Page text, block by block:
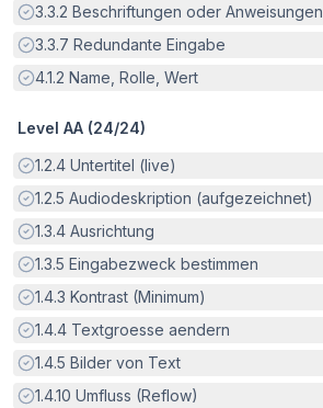
Erfüllt:
3.3.2 Beschriftungen oder Anweisungen
Erfüllt:
3.3.7 Redundante Eingabe
Erfüllt:
4.1.2 Name, Rolle, Wert
Level AA (24/24)
Erfüllt:
1.2.4 Untertitel (live)
Erfüllt:
1.2.5 Audiodeskription (aufgezeichnet)
Erfüllt:
1.3.4 Ausrichtung
Erfüllt:
1.3.5 Eingabezweck bestimmen
Erfüllt:
1.4.3 Kontrast (Minimum)
Erfüllt:
1.4.4 Textgroesse aendern
Erfüllt:
1.4.5 Bilder von Text
Erfüllt:
1.4.10 Umfluss (Reflow)